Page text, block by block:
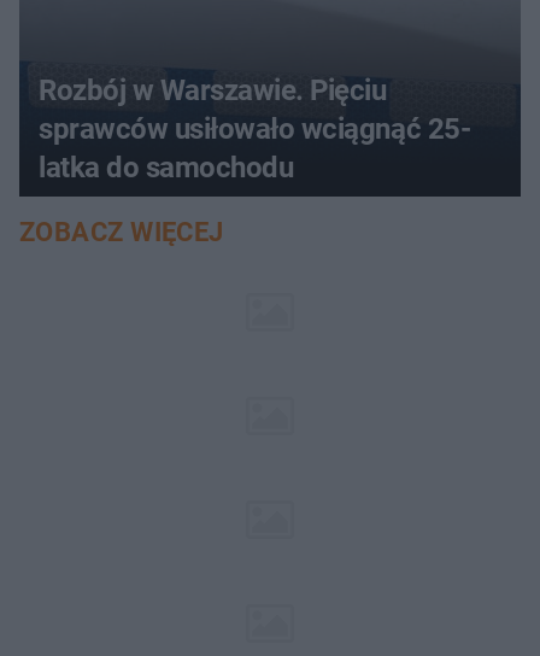
Rozbój w Warszawie. Pięciu
sprawców usiłowało wciągnąć 25-
latka do samochodu
ZOBACZ WIĘCEJ